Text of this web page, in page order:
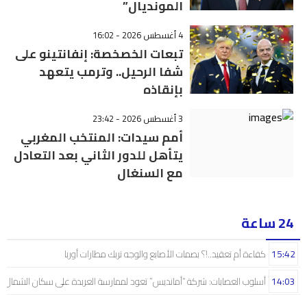
المونديال”
4 أغسطس 2026 - 16:02
تبعات الخصخصة: إنفانتينو على
شفا الرحيل.. وترمب يتعهد
بإنقاذه
3 أغسطس 2026 - 23:42
أمم سيدات: المنتخب المغربي
يتأهل للدور الثاني بعد التعادل
مع السنغال
24 ساعة
كفاءة أم تعقيد..!؟ بصمات الأصابع والوجه تربك مطارات أوربا 15:42
أسلوب العصابات: شركة “أمانديس” تعود لممارسة العربدة على سكان 14:03